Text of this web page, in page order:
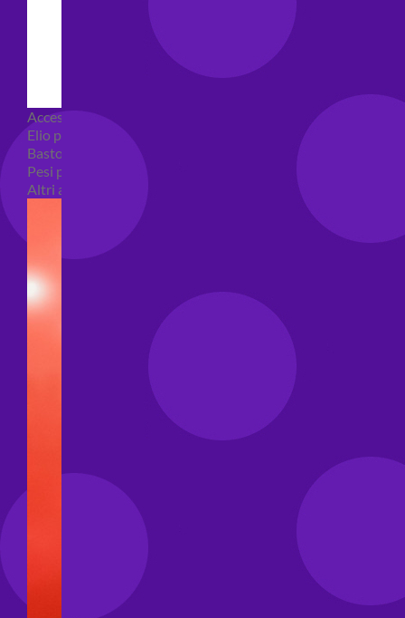
Accessori e Attrezzatura palloncini
Elio per palloncini
Bastoncini per palloncini
Pesi per palloncini
Altri accessori palloncini